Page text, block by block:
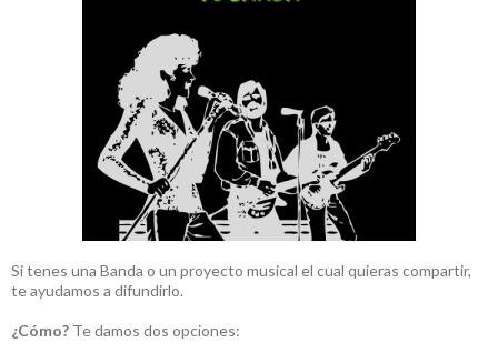
Si tenes una Banda o un proyecto musical el cual quieras compartir,
te ayudamos a difundirlo.
¿Cómo? Te damos dos opciones: